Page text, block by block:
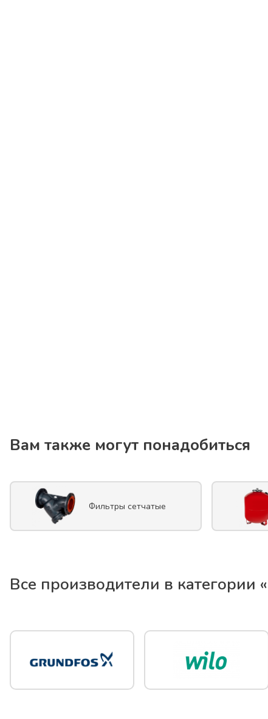
Вам также могут понадобиться
Фильтры сетчатые
Все производители в категории «